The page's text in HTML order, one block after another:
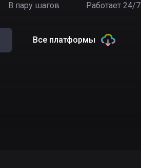
В пару шагов Работает 24/7
Все платформы